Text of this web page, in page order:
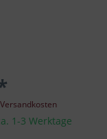
1-3 Werktage